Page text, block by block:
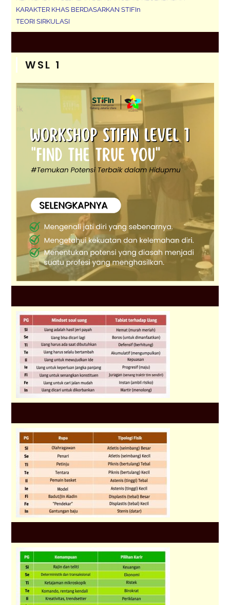
KARAKTER KHAS BERDASARKAN STIFIn
TEORI SIRKULASI
WSL 1